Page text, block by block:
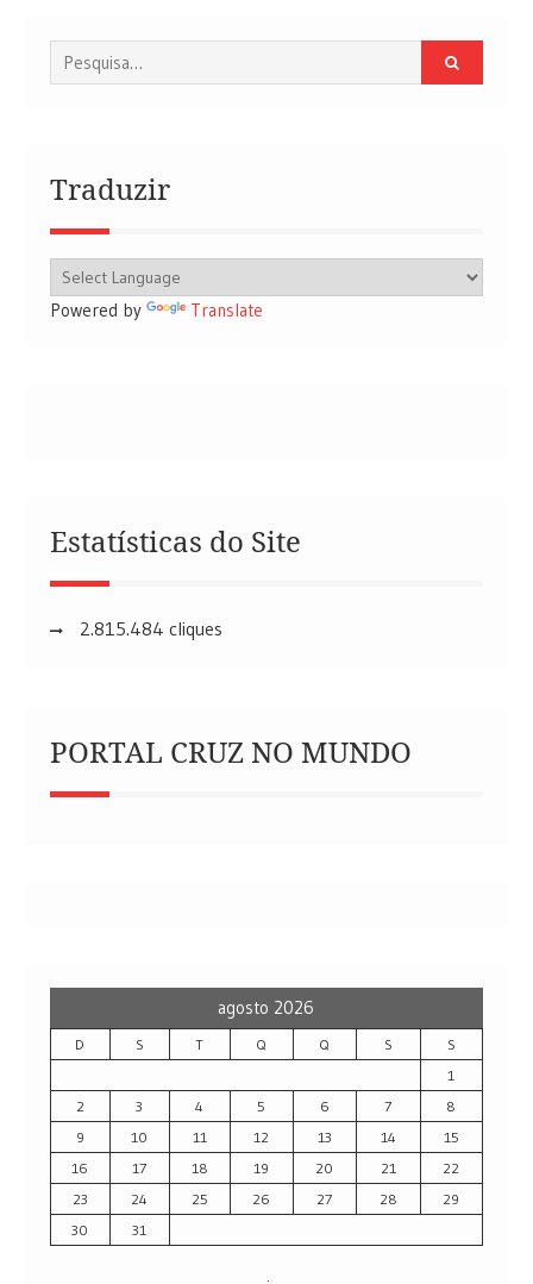
Procurar
por:
Traduzir
Powered by Translate
Estatísticas do Site
2.815.484 cliques
PORTAL CRUZ NO MUNDO
agosto 2026
D S T Q Q S
S
1
2
3 4 5 6 7
8
9
10 11 12 13 14
15
16
17 18 19 20 21
22
23
24 25 26 27 28
29
30
31